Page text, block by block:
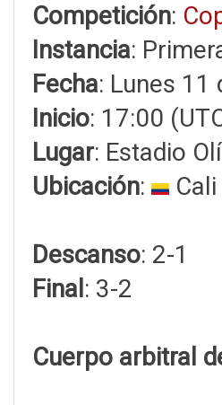
Competición:
Instancia:
Fecha: Lunes 11
Inicio: 17:00
Lugar: Estadio
Ubicación: Cali
Descanso: 2-1
Final : 3-2
Cuerpo arbitral